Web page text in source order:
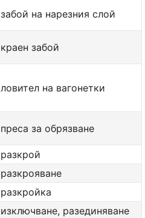
забой на нарезния слой
краен забой
ловител на вагонетки
преса за обрязване
разкрой
разкрояване
разкройка
изключване, разединяване